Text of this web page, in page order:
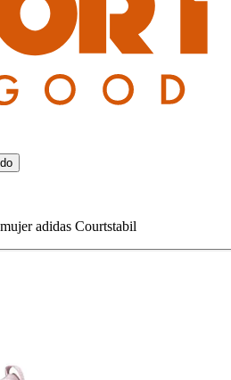
adidas Courtstabil